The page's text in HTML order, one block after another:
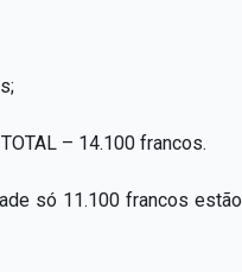
– 14.100 francos.
só 11.100 francos